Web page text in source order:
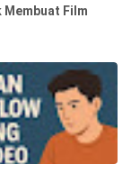
Membuat Film